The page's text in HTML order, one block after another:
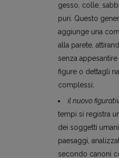
gesso, colle,
puri. Questo
aggiunge una
alla parete,
senza
figure o dettagli
complessi;
il nuovo
tempi si registra
dei soggetti
paesaggi,
secondo canoni